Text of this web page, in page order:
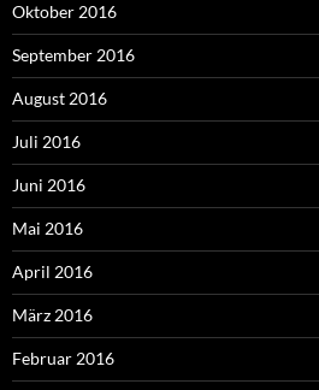
Oktober 2016
September 2016
August 2016
Juli 2016
Juni 2016
Mai 2016
April 2016
März 2016
Februar 2016